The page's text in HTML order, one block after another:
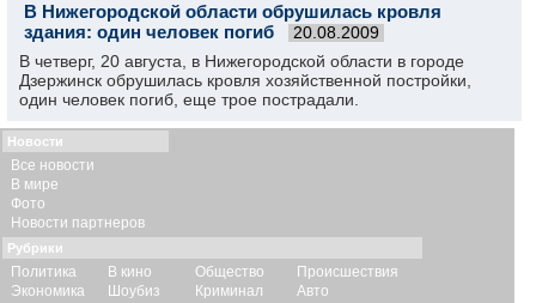
В Нижегородской области обрушилась кровля
здания: один человек погиб
20.08.2009
В четверг, 20 августа, в Нижегородской области в городе
Дзержинск обрушилась кровля хозяйственной постройки,
один человек погиб, еще трое пострадали.
Новости
Все новости
В мире
Фото
Новости партнеров
Рубрики
Политика
Экономика
В кино
Шоубиз
Общество
Криминал
Происшествия
Авто